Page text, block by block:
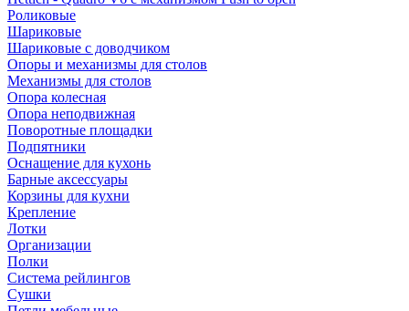
Роликовые
Шариковые
Шариковые с доводчиком
Опоры и механизмы для столов
Механизмы для столов
Опора колесная
Опора неподвижная
Поворотные площадки
Подпятники
Оснащение для кухонь
Барные аксессуары
Корзины для кухни
Крепление
Лотки
Организации
Полки
Система рейлингов
Сушки